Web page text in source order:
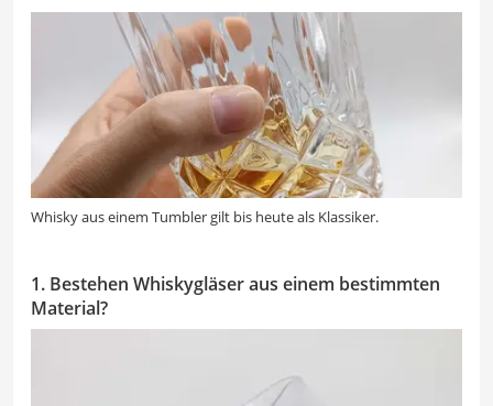
Whisky aus einem Tumbler gilt bis heute als Klassiker.
1. Bestehen Whiskygläser aus einem bestimmten
Material?